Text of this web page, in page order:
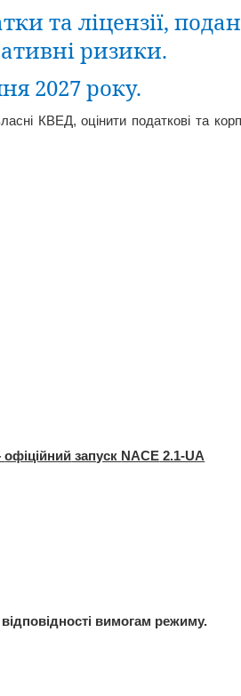
та ліцензії,
ризики.
2027 року.
КВЕД,оцінити податкові та
офіційний запуск NACE 2.1-UA
відповідності вимогам режиму.